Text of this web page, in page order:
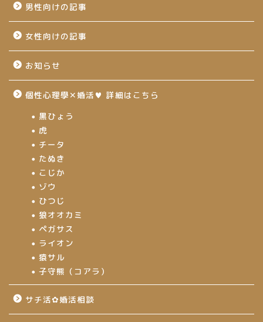
男性向けの記事
女性向けの記事
お知らせ
個性心理學✕婚活♥ 詳細はこちら
黒ひょう
虎
チータ
たぬき
こじか
ゾウ
ひつじ
狼オオカミ
ペガサス
ライオン
猿サル
子守熊（コアラ）
サチ活✿婚活相談